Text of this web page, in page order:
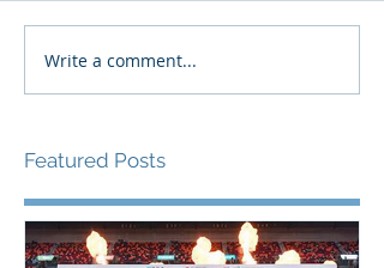
Write a comment...
Featured Posts